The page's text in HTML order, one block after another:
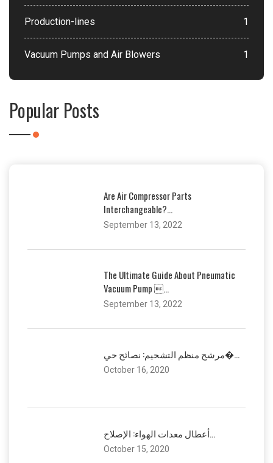
Production-lines 1
Vacuum Pumps and Air Blowers 1
Popular Posts
Are Air Compressor Parts
Interchangeable?...
September 13, 2022
The Ultimate Guide About Pneumatic
Vacuum Pump ...
September 13, 2022
مرشح منظم التشحيم: نصائح حي�...
October 16, 2020
أعطال معدات الهواء: الإصلاح...
October 15, 2020